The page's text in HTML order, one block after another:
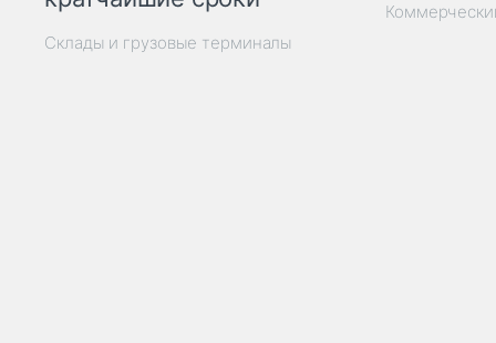
Склады и грузовые терминалы